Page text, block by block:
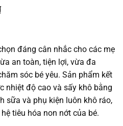
đáng cân nhắc cho các mẹ
an toàn, tiện lợi, vừa đa
sóc bé yêu. Sản phẩm kết
nhiệt độ cao và sấy khô bằng
sữa và phụ kiện luôn khô ráo,
tiêu hóa non nớt của bé.